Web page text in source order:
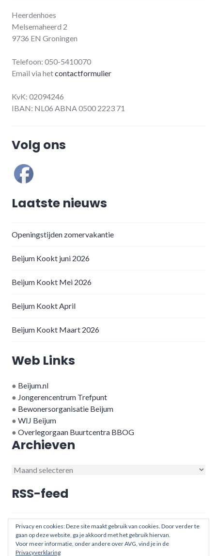
Heerdenhoes
Melsemaheerd 2
9736 EN Groningen
Telefoon: 050-5410070
Email via hetcontactformulier
KvK: 02094246
IBAN: NL06 ABNA 0500 2223 71
Volg ons
Laatste nieuws
Openingstijden zomervakantie
Beijum Kookt juni 2026
Beijum Kookt Mei 2026
Beijum Kookt April
Beijum Kookt Maart 2026
Web Links
● Beijum.nl
● Jongerencentrum Trefpunt
● Bewonersorganisatie Beijum
● WIJ Beijum
● Overlegorgaan Buurtcentra BBOG
Archieven
Archieven
RSS-feed
RSS - berichten
Privacy en cookies: Deze site maakt gebruik van cookies. Door verder te
gaan op deze website, ga je akkoord met het gebruik hiervan.
Voor meer informatie, onder andere over AVG, vind je in de
Privacyverklaring